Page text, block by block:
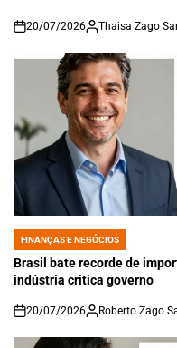
on
20/07/2026 Thaisa Zago
POSTED
IN
FINANÇAS E NEGÓCIOS
Brasil bate recorde de
indústria critica governo
on
20/07/2026 Roberto Zago